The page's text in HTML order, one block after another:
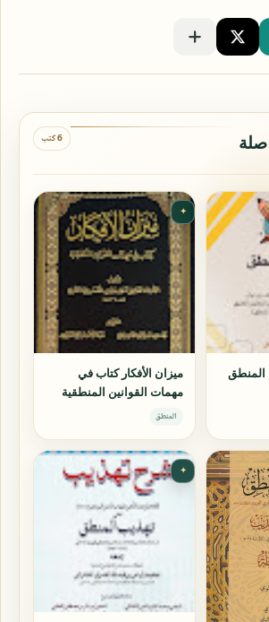
6 كتب
✦
ميزان الأفكار كتاب في
مهمات القوانين المنطقية
المنطق
✦